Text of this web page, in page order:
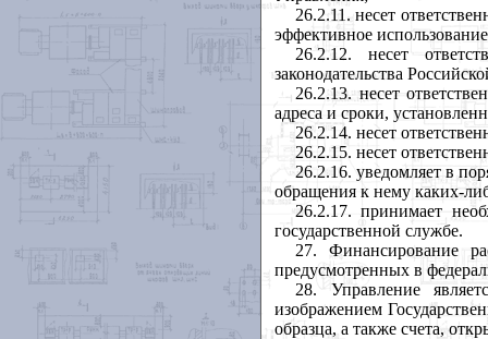
26.2.11. несет
эффективное
26.2.12. несет
законодательства
26.2.13. несет
адреса и сроки,
26.2.14. несет
26.2.15. несет
26.2.16. уведомляет в
обращения к нему каких-
26.2.17. принимает
государственной службе.
27. Финансирование
предусмотренных в
28. Управление
изображением
образца, а также счета,